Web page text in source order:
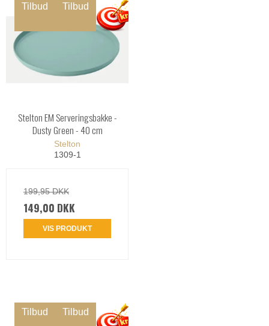
Tilbud Tilbud
Stelton EM Serveringsbakke -
Dusty Green - 40 cm
Stelton
1309-1
199,95 DKK
149,00 DKK
VIS PRODUKT
Tilbud Tilbud